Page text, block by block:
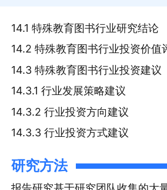
14.1 特殊教育图书行业研究结论
14.2 特殊教育图书行业投资价值
14.3 特殊教育图书行业投资建议
14.3.1 行业发展策略建议
14.3.2 行业投资方向建议
14.3.3 行业投资方式建议
研究方法